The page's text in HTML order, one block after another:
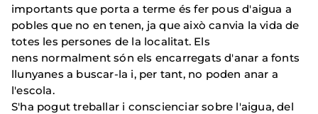
importants que porta a terme és fer pous d'aigua a
pobles que no en tenen, ja que això canvia la vida de
totes les persones de la localitat. Els
nens normalment són els encarregats d'anar a fonts
llunyanes a buscar-la i, per tant, no poden anar a
l'escola.
S'ha pogut treballar i conscienciar sobre l'aigua, del